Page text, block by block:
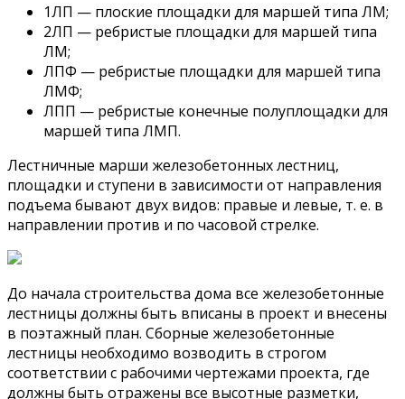
1ЛП — плоские площадки для маршей типа ЛM;
2ЛП — ребристые площадки для маршей типа
ЛМ;
ЛПФ — ребристые площадки для маршей типа
ЛМФ;
ЛПП — ребристые конечные полуплощадки для
маршей типа ЛМП.
Лестничные марши железобетонных лестниц,
площадки и ступени в зависимости от направления
подъема бывают двух видов: правые и левые, т. е. в
направлении против и по часовой стрелке.
До начала строительства дома все железобетонные
лестницы должны быть вписаны в проект и внесены
в поэтажный план. Сборные железобетонные
лестницы необходимо возводить в строгом
соответствии с рабочими чертежами проекта, где
должны быть отражены все высотные разметки,